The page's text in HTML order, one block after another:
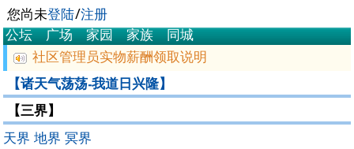
您尚未登陆/注册
公坛 广场 家园 家族
同城
社区管理员实物薪酬领取说明
【诸天气荡荡-我道日兴隆】
【三界】
天界 地界 冥界